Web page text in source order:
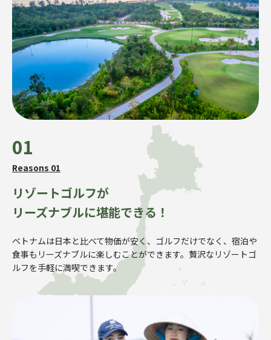
01
Reasons 01
リゾートゴルフが
リーズナブルに堪能できる！
ベトナムは日本と比べて物価が安く、ゴルフだけでなく、宿泊や
食事もリーズナブルに楽しむことができます。贅沢なリゾートゴ
ルフを手軽に満喫できます。